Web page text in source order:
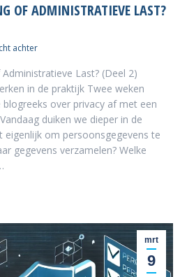
OF ADMINISTRATIEVE LAST?
achter
Last? (Deel 2)
in de praktijk Twee weken
over privacy af met een
duiken we dieper in de
eigenlijk om persoonsgegevens te
gegevens verzamelen? Welke
mrt
9